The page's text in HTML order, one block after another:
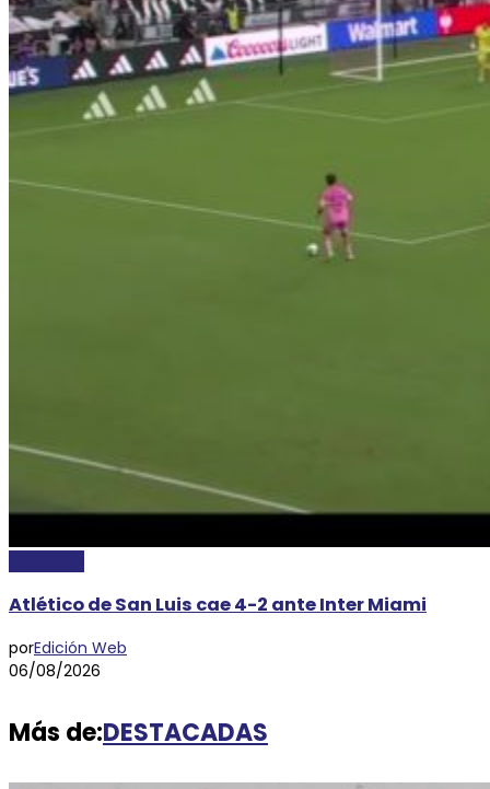
Atlético de San Luis cae 4-2 ante Inter Miami
porEdición Web
06/08/2026
Más de:DESTACADAS